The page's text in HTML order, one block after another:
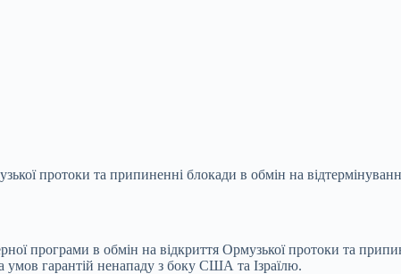
протоки та припиненні блокади в обмін на
програми в обмін на відкриття Ормузької протоки та
умов гарантій ненападу з боку США та Ізраїлю.